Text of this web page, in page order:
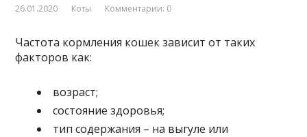
26.01.2020 Коты Комментарии: 0
Частота кормления кошек зависит от таких
факторов как:
возраст;
состояние здоровья;
тип содержания – на выгуле или